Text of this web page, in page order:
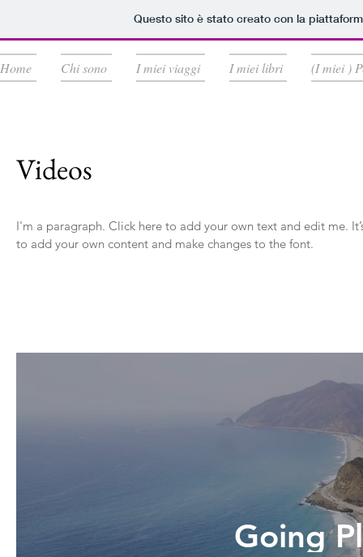
Questo sito è stato creato con la
Home Chi sono I miei viaggi I miei libri (I miei )
Videos
I'm a paragraph. Click here to add your own text and edit me.
to add your own content and make changes to the font.
Going